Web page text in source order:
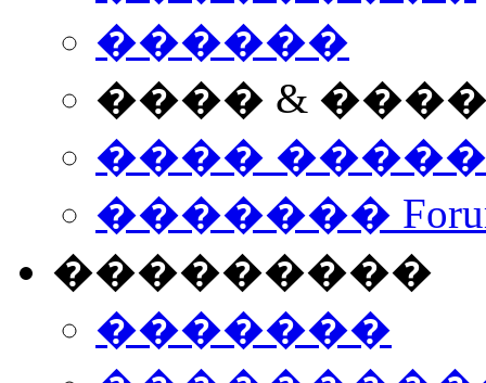
������
���� &
����
�������
���������
�������